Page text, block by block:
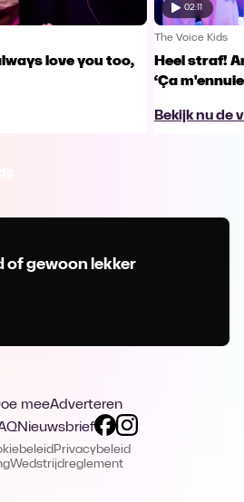
love you too,
02:11
The Voice Kids
Heel straf!
‘Ça
Bekijk nu de
of gewoon lekker
meeAdverteren
Nieuwsbrief
Privacybeleid
Wedstrijdreglement